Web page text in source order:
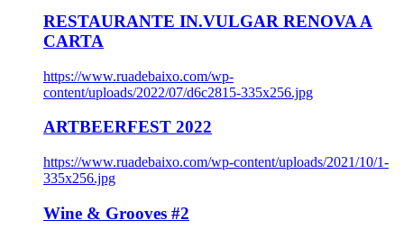
RESTAURANTE IN.VULGAR RENOVA A
CARTA
https://www.ruadebaixo.com/wp-
content/uploads/2022/07/d6c2815-335x256.jpg
ARTBEERFEST 2022
https://www.ruadebaixo.com/wp-content/uploads/2021/10/1-
335x256.jpg
Wine & Grooves #2